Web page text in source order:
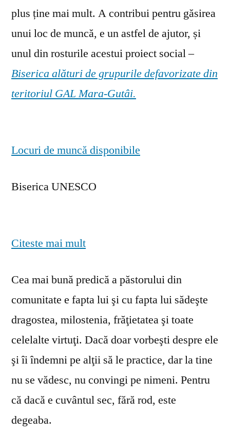
plus ține mai mult. A contribui pentru găsirea
unui loc de muncă, e un astfel de ajutor, și
unul din rosturile acestui proiect social –
Biserica alături de grupurile defavorizate din
teritoriul GAL Mara-Gutâi.
Locuri de muncă disponibile
Biserica UNESCO
Citeste mai mult
Cea mai bună predică a păstorului din
comunitate e fapta lui şi cu fapta lui sădeşte
dragostea, milostenia, frăţietatea şi toate
celelalte virtuţi. Dacă doar vorbeşti despre ele
şi îi îndemni pe alţii să le practice, dar la tine
nu se vă­desc, nu convingi pe nimeni. Pentru
că dacă e cuvântul sec, fără rod, este
degeaba.